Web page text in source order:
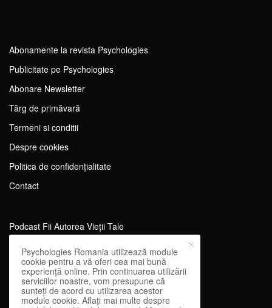
Abonamente la revista Psychologies
Publicitate pe Psychologies
Abonare Newsletter
Tărg de primăvară
Termeni si conditii
Despre cookies
Politica de confidențialitate
Contact
Podcast Fii Autorea Vieții Tale
Evenimente Fii Autoarea Vieții Tale!
SportEdu
Antrenament Mental pentru Sportivi
Learning Network
Psychologies Romania utilizează module
cookie pentru a vă oferi cea mai bună
experiență online. Prin continuarea utilizării
serviciilor noastre, vom presupune că
sunteți de acord cu utilizarea acestor
module cookie. Aflați mai multe despre